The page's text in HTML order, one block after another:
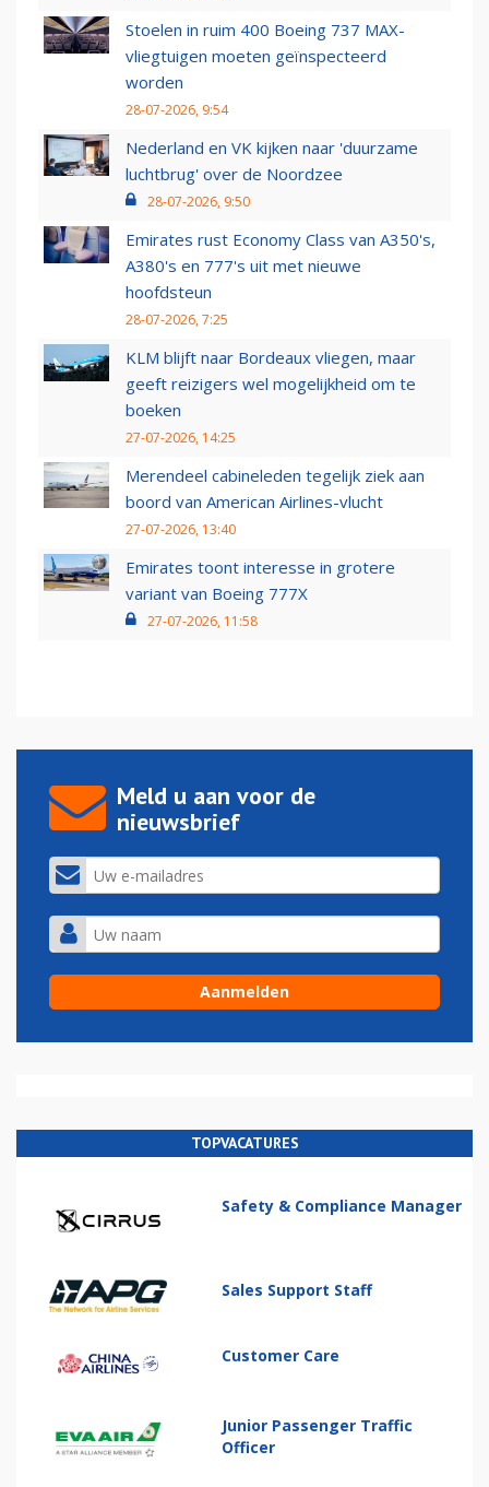
Stoelen in ruim 400 Boeing 737 MAX-
vliegtuigen moeten geïnspecteerd
worden
28-07-2026, 9:54
Nederland en VK kijken naar 'duurzame
luchtbrug' over de Noordzee
28-07-2026, 9:50
Emirates rust Economy Class van A350's,
A380's en 777's uit met nieuwe
hoofdsteun
28-07-2026, 7:25
KLM blijft naar Bordeaux vliegen, maar
geeft reizigers wel mogelijkheid om te
boeken
27-07-2026, 14:25
Merendeel cabineleden tegelijk ziek aan
boord van American Airlines-vlucht
27-07-2026, 13:40
Emirates toont interesse in grotere
variant van Boeing 777X
27-07-2026, 11:58
Meld u aan voor de
nieuwsbrief
TOPVACATURES
Safety & Compliance Manager
Sales Support Staff
Customer Care
Junior Passenger Traffic
Officer